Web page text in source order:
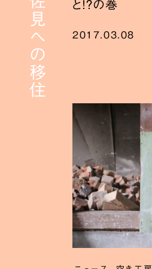
と！？の巻
2017.03.08